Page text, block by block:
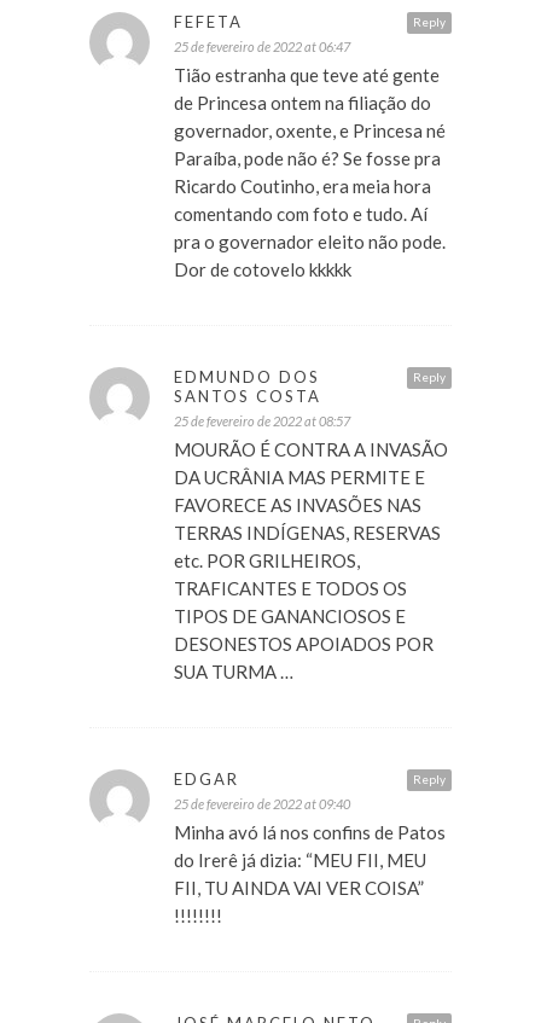
Reply
FEFETA
25 de fevereiro de 2022 at 06:47
Tião estranha que teve até gente
de Princesa ontem na filiação do
governador, oxente, e Princesa né
Paraíba, pode não é? Se fosse pra
Ricardo Coutinho, era meia hora
comentando com foto e tudo. Aí
pra o governador eleito não pode.
Dor de cotovelo kkkkk
Reply
EDMUNDO DOS
SANTOS COSTA
25 de fevereiro de 2022 at 08:57
MOURÃO É CONTRA A INVASÃO
DA UCRÂNIA MAS PERMITE E
FAVORECE AS INVASÕES NAS
TERRAS INDÍGENAS, RESERVAS
etc. POR GRILHEIROS,
TRAFICANTES E TODOS OS
TIPOS DE GANANCIOSOS E
DESONESTOS APOIADOS POR
SUA TURMA …
Reply
EDGAR
25 de fevereiro de 2022 at 09:40
Minha avó lá nos confins de Patos
do Irerê já dizia: “MEU FII, MEU
FII, TU AINDA VAI VER COISA”
!!!!!!!!